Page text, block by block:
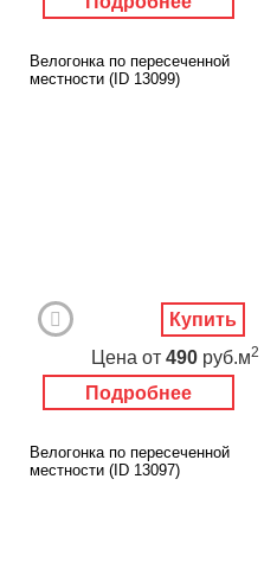
Велогонка по пересеченной
местности (ID 13099)
Подробнее
Цена от 490 руб.м2
Купить
Велогонка по пересеченной
местности (ID 13097)